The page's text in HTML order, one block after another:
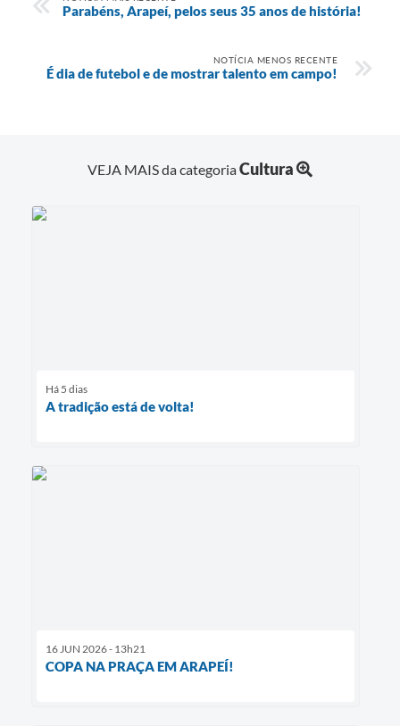
Parabéns, Arapeí, pelos seus 35 anos de história!
NOTÍCIA MENOS RECENTE
É dia de futebol e de mostrar talento em campo!
VEJA MAIS da categoriaCultura
Há 5 dias
A tradição está de volta!
16 JUN 2026 - 13h21
COPA NA PRAÇA EM ARAPEÍ!